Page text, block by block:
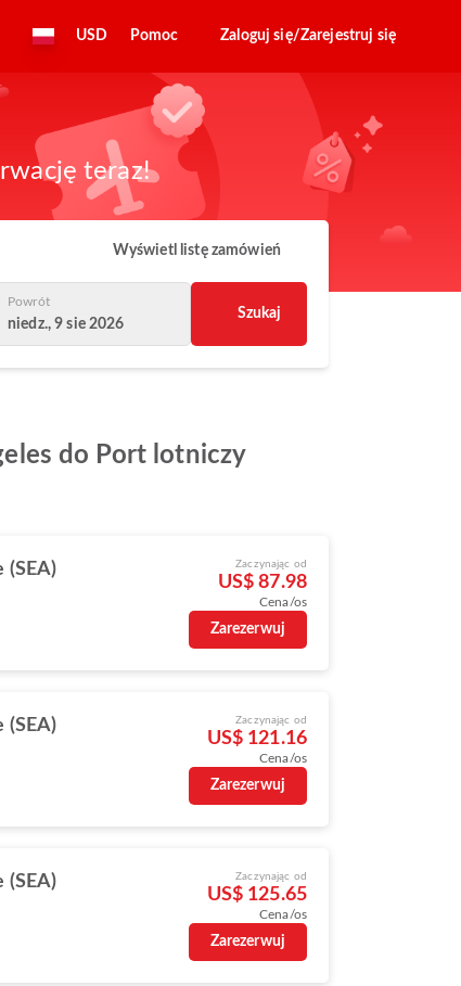
USD Pomoc Zaloguj się/Zarejestruj się
teraz!
Wyświetl listę zamówień
Powrót
niedz., 9 sie 2026
Szukaj
do Port lotniczy
(SEA) Zaczynając od
US$ 87.98
Cena/os
Zarezerwuj
(SEA) Zaczynając od
US$ 121.16
Cena/os
Zarezerwuj
(SEA) Zaczynając od
US$ 125.65
Cena/os
Zarezerwuj